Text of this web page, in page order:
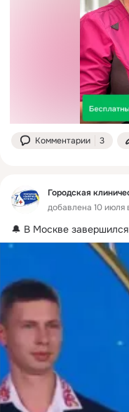
Комментарии 3
Городская
добавлена 10 июля
🔔 В Москве